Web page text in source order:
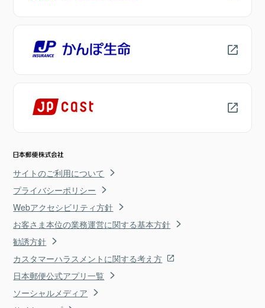
サイトのご利用について
プライバシーポリシー
Webアクセシビリティ方針
お客さま本位の業務運営に関する基本方針
勧誘方針
カスタマーハラスメントに関する考え方
日本郵便公式アプリ一覧
ソーシャルメディア